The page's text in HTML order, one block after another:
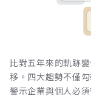
比對五年來的軌跡
移。四大趨勢不僅
警示企業與個人必